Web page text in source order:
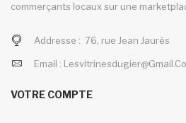
commerçants locaux sur une
Addresse : 76, rue Jean Jaurès
Email :
VOTRE COMPTE